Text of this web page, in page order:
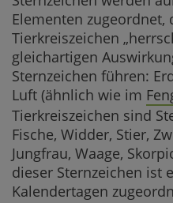
Elementen
Tierkreiszeichen
gleichartigen
Sternzeichen führen:
Luft (ähnlich wie im
Tierkreiszeichen sind
Fische, Widder, Stier,
Jungfrau, Waage,
dieser Sternzeichen ist
Kalendertagen